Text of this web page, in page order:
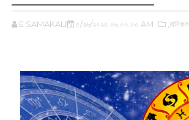
E SAMAKALIN ৫/২৬/২০২৫ ০৬:০০:০০ AM ,রাশিফল